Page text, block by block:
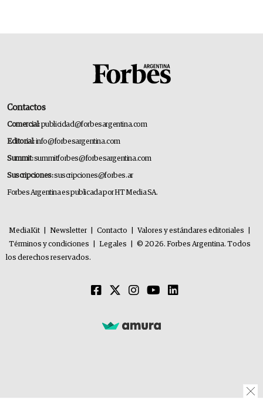
Contactos
Comercial:publicidad@forbesargentina.com
Editorial:info@forbesargentina.com
Summit:summitforbes@forbesargentina.com
Suscripciones:suscripciones@forbes.ar
Forbes Argentina es publicada por HT Media SA.
MediaKit Newsletter Contacto Valores y estándares editoriales
Términos y condiciones
Legales
© 2026. Forbes Argentina. Todos
los derechos reservados.